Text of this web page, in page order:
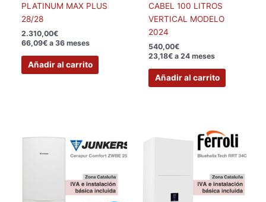
PLATINUM MAX PLUS
28/28
2.310,00€
66,09€ a 36 meses
Añadir al carrito
CABEL 100 LITROS
VERTICAL MODELO
2024
540,00€
23,18€ a 24 meses
Añadir al carrito